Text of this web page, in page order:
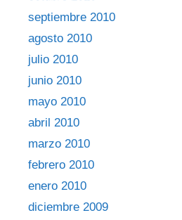
septiembre 2010
agosto 2010
julio 2010
junio 2010
mayo 2010
abril 2010
marzo 2010
febrero 2010
enero 2010
diciembre 2009